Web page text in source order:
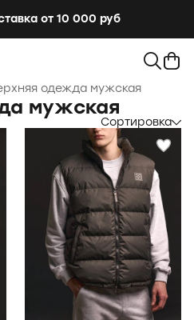
от 10 000 руб
одежда мужская
мужская
Сортировка